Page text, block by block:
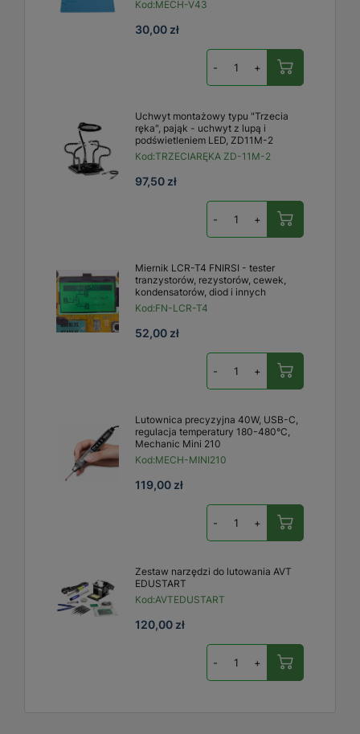
Kod:MECH-V43
30,00 zł
- +
Uchwyt montażowy typu "Trzecia
ręka", pająk - uchwyt z lupą i
podświetleniem LED, ZD11M-2
Kod:TRZECIARĘKA ZD-11M-2
97,50 zł
- +
Miernik LCR-T4 FNIRSI - tester
tranzystorów, rezystorów, cewek,
kondensatorów, diod i innych
Kod:FN-LCR-T4
52,00 zł
- +
Lutownica precyzyjna 40W, USB-C,
regulacja temperatury 180-480°C,
Mechanic Mini 210
Kod:MECH-MINI210
119,00 zł
- +
Zestaw narzędzi do lutowania AVT
EDUSTART
Kod:AVTEDUSTART
120,00 zł
- +